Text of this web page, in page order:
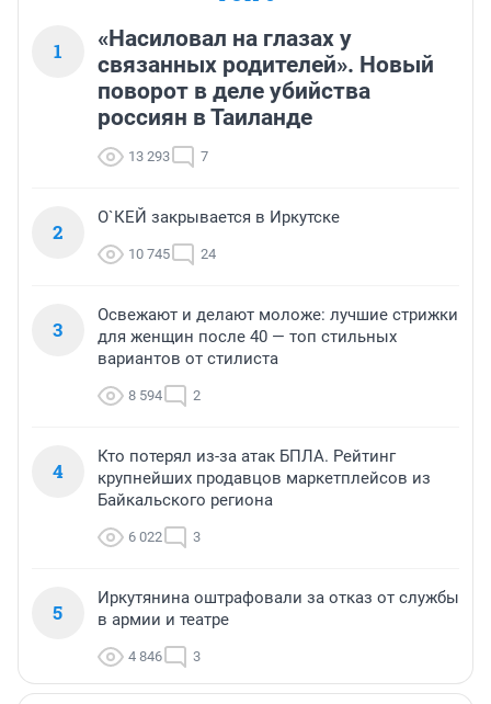
1
«Насиловал на глазах у
связанных родителей». Новый
поворот в деле убийства
россиян в Таиланде
13 293 7
2
О`КЕЙ закрывается в Иркутске
10 745 24
3
Освежают и делают моложе: лучшие стрижки
для женщин после 40 — топ стильных
вариантов от стилиста
8 594 2
4
Кто потерял из-за атак БПЛА. Рейтинг
крупнейших продавцов маркетплейсов из
Байкальского региона
6 022 3
5
Иркутянина оштрафовали за отказ от службы
в армии и театре
4 846 3